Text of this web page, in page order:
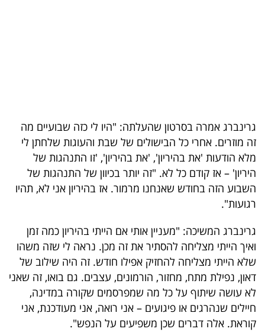
המילון
הכלכלי
פודקאסט
40
UNDER
40
שיתופי
פעולה
גרינברג אמרה בסרטון שהעלתה: "היו לי כזה שבועיים מה
זה מוזרים. אחרי כל הבישולים של שבת והעוגות שלחתן לי
מלא הודעות 'את בהיריון', 'את בהיריון', 'זו התנהגות של
היריון' – אז קודם כל לא. "זה יותר בכיוון של התנהגות של
השבוע הזה בחודש שאנחנו מרמור. אז בהיריון אני לא, תהיו
רגועות".
גרינברג המשיכה: "מעניין אותי אם הייתי בהיריון כמה זמן
ואיך הייתי מצליחה להסתיר את זה מכן. נראה לי שזה משהו
שלא הייתי מצליחה להחזיק אפילו חודש. זה היה שילוב של
דאון, נפילת מתח, מחזור, הורמונים, עצבים. גם בואו, זה שאני
לא עושה שיתוף על כל מה שמפרסמים שקורה במדינה,
חיילים שנהרגים או פיגועים – אני רואה, אני מעודכנת, אני
קוראת. אלה דברים שכן משפיעים על הנפש".